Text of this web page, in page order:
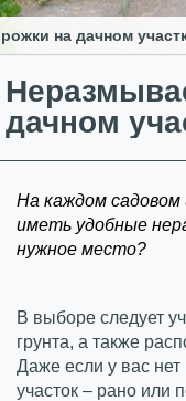
на дачном
дачном
На каждом садовом
иметь удобные
нужное место?
В выборе следует
грунта, а также
Даже если у вас
участок – рано или